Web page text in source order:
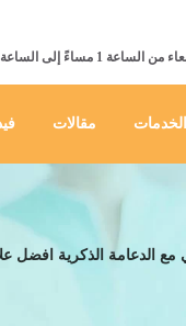
1 مساءً إلى الساعة 7 مساءً
الخدمات مقالات
مع الدعامة الذكرية افضل